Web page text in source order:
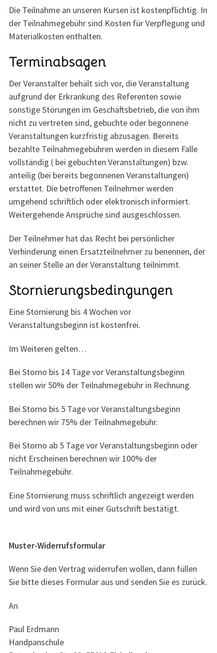
Die Teilnahme an unseren Kursen ist kostenpflichtig. In
der Teilnahmegebühr sind Kosten für Verpflegung und
Materialkosten enthalten.
Terminabsagen
Der Veranstalter behält sich vor, die Veranstaltung
aufgrund der Erkrankung des Referenten sowie
sonstige Störungen im Geschäftsbetrieb, die von ihm
nicht zu vertreten sind, gebuchte oder begonnene
Veranstaltungen kurzfristig abzusagen. Bereits
bezahlte Teilnahmegebühren werden in diesem Falle
vollständig ( bei gebuchten Veranstaltungen) bzw.
anteilig (bei bereits begonnenen Veranstaltungen)
erstattet. Die betroffenen Teilnehmer werden
umgehend schriftlich oder elektronisch informiert.
Weitergehende Ansprüche sind ausgeschlossen.
Der Teilnehmer hat das Recht bei persönlicher
Verhinderung einen Ersatzteilnehmer zu benennen, der
an seiner Stelle an der Veranstaltung teilnimmt.
Stornierungsbedingungen
Eine Stornierung bis 4 Wochen vor
Veranstaltungsbeginn ist kostenfrei.
Im Weiteren gelten…
Bei Storno bis 14 Tage vor Veranstaltungsbeginn
stellen wir 50% der Teilnahmegebühr in Rechnung.
Bei Storno bis 5 Tage vor Veranstaltungsbeginn
berechnen wir 75% der Teilnahmegebühr.
Bei Storno ab 5 Tage vor Veranstaltungsbeginn oder
nicht Erscheinen berechnen wir 100% der
Teilnahmegebühr.
Eine Stornierung muss schriftlich angezeigt werden
und wird von uns mit einer Gutschrift bestätigt.
Muster-Widerrufsformular
Wenn Sie den Vertrag widerrufen wollen, dann füllen
Sie bitte dieses Formular aus und senden Sie es zurück.
An
Paul Erdmann
Handpanschule